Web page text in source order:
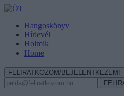
Hangoskönyv
Hírlevél
Holmik
Home
FELIRATKOZOM/BEJELENTKEZEM!